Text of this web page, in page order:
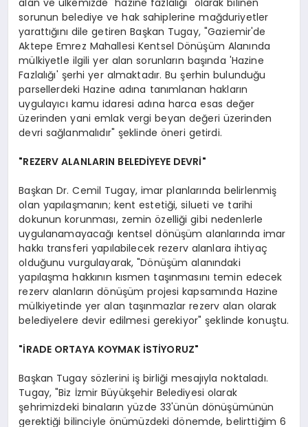
sorunun belediye ve hak sahiplerine mağduriyetler
yarattığını dile getiren Başkan Tugay, "Gaziemir'de
Aktepe Emrez Mahallesi Kentsel Dönüşüm Alanında
mülkiyetle ilgili yer alan sorunların başında 'Hazine
Fazlalığı' şerhi yer almaktadır. Bu şerhin bulunduğu
parsellerdeki Hazine adına tanımlanan hakların
uygulayıcı kamu idaresi adına harca esas değer
üzerinden yani emlak vergi beyan değeri üzerinden
devri sağlanmalıdır" şeklinde öneri getirdi.
"REZERV ALANLARIN BELEDİYEYE DEVRİ"
Başkan Dr. Cemil Tugay, imar planlarında belirlenmiş
olan yapılaşmanın; kent estetiği, silueti ve tarihi
dokunun korunması, zemin özelliği gibi nedenlerle
uygulanamayacağı kentsel dönüşüm alanlarında imar
hakkı transferi yapılabilecek rezerv alanlara ihtiyaç
olduğunu vurgulayarak, "Dönüşüm alanındaki
yapılaşma hakkının kısmen taşınmasını temin edecek
rezerv alanların dönüşüm projesi kapsamında Hazine
mülkiyetinde yer alan taşınmazlar rezerv alan olarak
belediyelere devir edilmesi gerekiyor" şeklinde konuştu.
"İRADE ORTAYA KOYMAK İSTİYORUZ"
Başkan Tugay sözlerini iş birliği mesajıyla noktaladı.
Tugay, "Biz İzmir Büyükşehir Belediyesi olarak
şehrimizdeki binaların yüzde 33'ünün dönüşümünün
gerektiği bilinciyle önümüzdeki dönemde, belirttiğim 6